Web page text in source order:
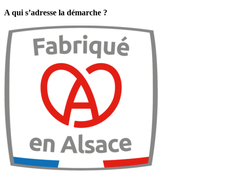
A qui s’adresse la démarche ?